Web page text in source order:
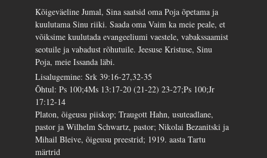
Kõigeväeline Jumal, Sina saatsid oma Poja õpetama ja
kuulutama Sinu riiki. Saada oma Vaim ka meie peale, et
võiksime kuulutada evangeeliumi vaestele, vabakssaamist
seotuile ja vabadust rõhutuile. Jeesuse Kristuse, Sinu
Poja, meie Issanda läbi.
Lisalugemine: Srk 39:16-27,32-35
Õhtul: Ps 100;4Ms 13:17-20 (21-22) 23-27;Ps 100;Jr
17:12-14
Platon, õigeusu piiskop; Traugott Hahn, usuteadlane,
pastor ja Wilhelm Schwartz, pastor; Nikolai Bezanitski ja
Mihail Bleive, õigeusu preestrid; 1919. aasta Tartu
märtrid